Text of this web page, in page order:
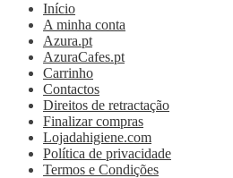
Início
A minha conta
Azura.pt
AzuraCafes.pt
Carrinho
Contactos
Direitos de retractação
Finalizar compras
Lojadahigiene.com
Política de privacidade
Termos e Condições